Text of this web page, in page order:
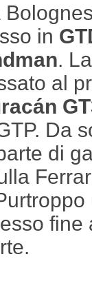
in
.
al
Da
di